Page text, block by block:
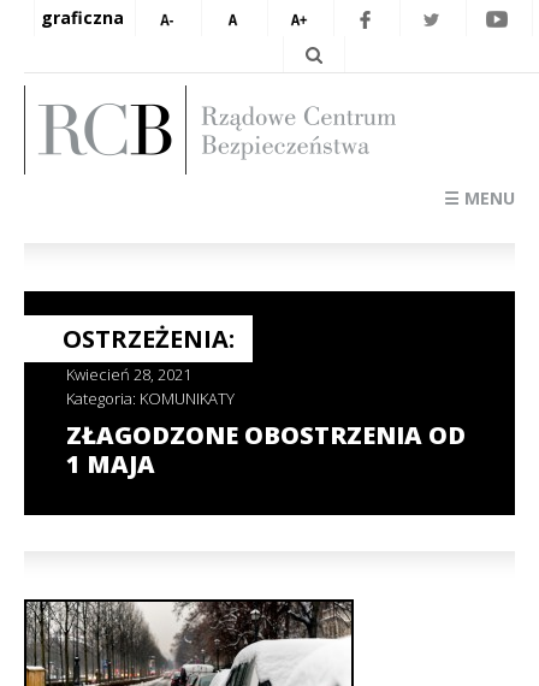
graficzna
☰ MENU
OSTRZEŻENIA:
Kwiecień 28, 2021
Kategoria: KOMUNIKATY
ZŁAGODZONE OBOSTRZENIA OD
1 MAJA